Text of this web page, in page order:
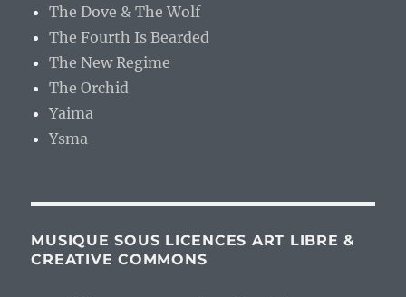
The Dove & The Wolf
The Fourth Is Bearded
The New Regime
The Orchid
Yaima
Ysma
MUSIQUE SOUS LICENCES ART LIBRE &
CREATIVE COMMONS